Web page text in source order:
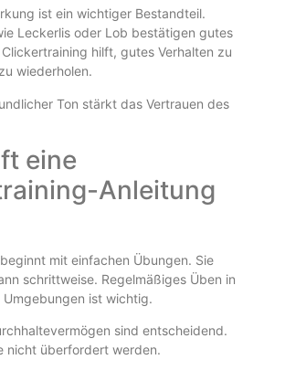
ist ein wichtiger Bestandteil.
Leckerlis oder Lob bestätigen gutes
hilft, gutes Verhalten zu
wiederholen.
Ton stärkt das Vertrauen des
eine
Anleitung
mit einfachen Übungen. Sie
schrittweise. Regelmäßiges Üben in
ist wichtig.
sind entscheidend.
nicht überfordert werden.